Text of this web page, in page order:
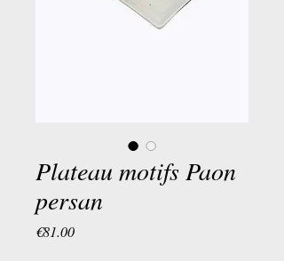
Plateau motifs Paon
persan
€81.00Price